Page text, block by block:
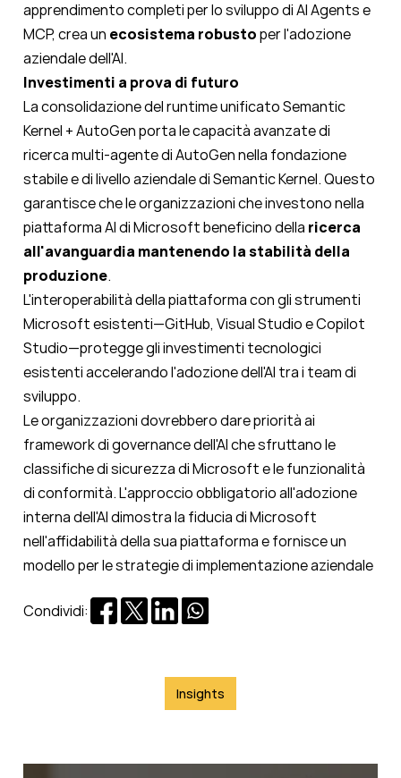
apprendimento completi per lo sviluppo di AI Agents e
MCP, crea un ecosistema robustoper l'adozione
aziendale dell'AI.
Investimenti a prova di futuro
La consolidazione del runtime unificato Semantic
Kernel + AutoGen porta le capacità avanzate di
ricerca multi-agente di AutoGen nella fondazione
stabile e di livello aziendale di Semantic Kernel. Questo
garantisce che le organizzazioni che investono nella
piattaforma AI di Microsoft beneficino della ricerca
all'avanguardia mantenendo la stabilità della
produzione.
L'interoperabilità della piattaforma con gli strumenti
Microsoft esistenti—GitHub, Visual Studio e Copilot
Studio—protegge gli investimenti tecnologici
esistenti accelerando l'adozione dell'AI tra i team di
sviluppo.
Le organizzazioni dovrebbero dare priorità ai
framework di governance dell'AI che sfruttano le
classifiche di sicurezza di Microsoft e le funzionalità
di conformità. L'approccio obbligatorio all'adozione
interna dell'AI dimostra la fiducia di Microsoft
nell'affidabilità della sua piattaforma e fornisce un
modello per le strategie di implementazione aziendale
Condividi:
Insights